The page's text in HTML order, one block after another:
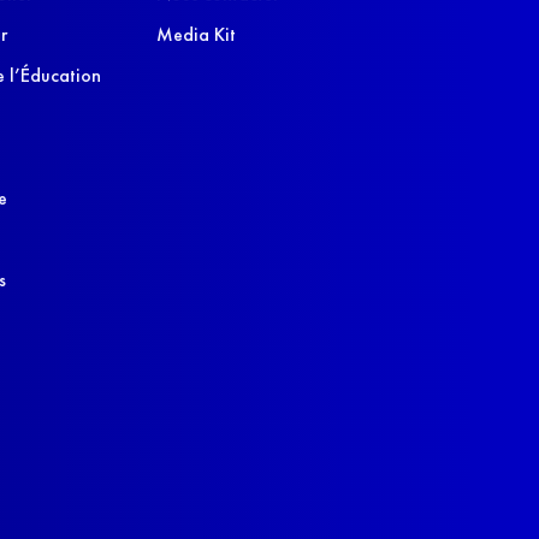
Personnalisez vos préférences pour
l’Éducation
Media Kit